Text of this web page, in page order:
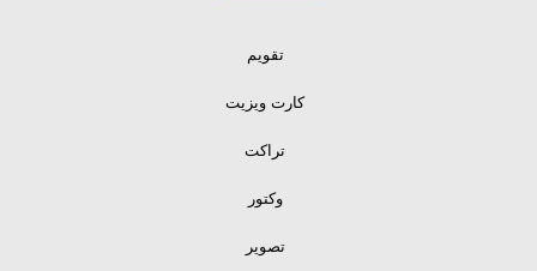
تقویم
کارت ویزیت
تراکت
وکتور
تصویر